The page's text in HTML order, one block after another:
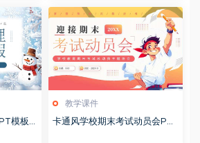
模板2
教学课件
卡通风学校期末考试动员会PP